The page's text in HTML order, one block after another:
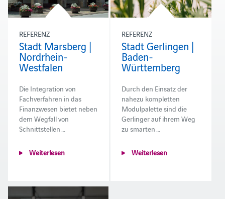
REFERENZ
Stadt Marsberg |
Nordrhein-
Westfalen
Die Integration von
Fachverfahren in das
Finanzwesen bietet neben
dem Wegfall von
Schnittstellen …
Weiterlesen
REFERENZ
Stadt Gerlingen |
Baden-
Württemberg
Durch den Einsatz der
nahezu kompletten
Modulpalette sind die
Gerlinger auf ihrem Weg
zu smarten …
Weiterlesen